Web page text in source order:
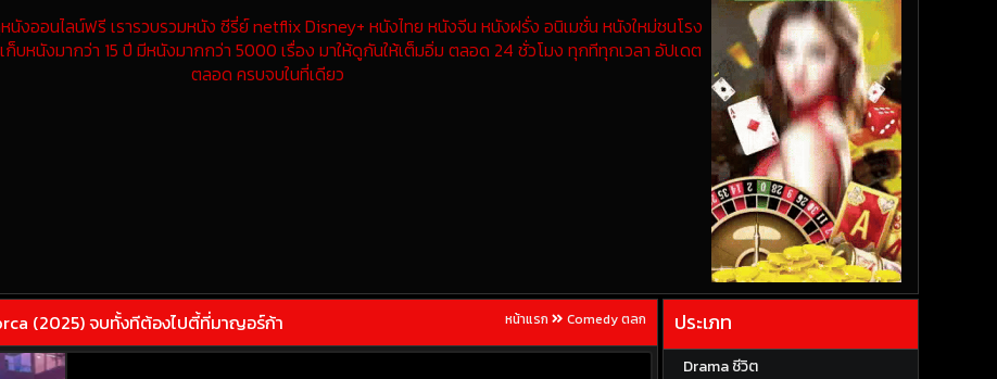
นังออนไลน์ฟรี เรารวบรวมหนัง ซีรี่ย์ netflix Disney+ หนังไทย หนังจีน หนังฝรั่ง อนิเมชั่น หนังใหม่ชนโรง
ก็บหนังมากว่า 15 ปี มีหนังมากกว่า 5000 เรื่อง มาให้ดูกันให้เต็มอิ่ม ตลอด 24 ชั่วโมง ทุกทีทุกเวลา อัปเดต
ตลอด ครบจบในที่เดียว
(2025) จบทั้งทีต้องไปตี้ที่มาญอร์ก้า หน้าแรก Comedy ตลก ประเภท
Drama ชีวิต